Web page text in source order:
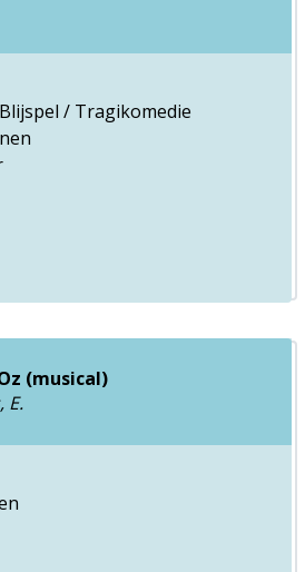
/ Tragikomedie
(musical)
E.